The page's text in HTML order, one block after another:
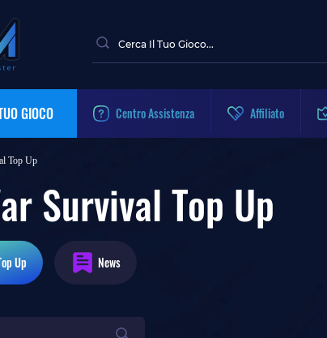
GIOCO Centro Assistenza Affiliato
Top Up
Survival Top Up
Up News